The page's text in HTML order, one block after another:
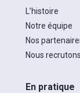
L’histoire
Notre équipe
Nos
Nous recrutons
En pratique